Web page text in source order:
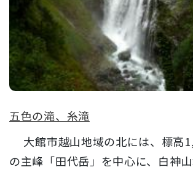
五色の滝、糸滝
大館市越山地域の北には、標高
の主峰「田代岳」を中心に、白神